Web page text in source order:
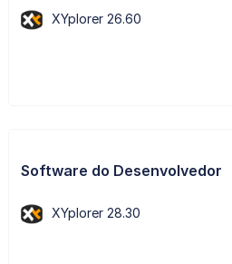
XYplorer 26.60
Software do Desenvolvedor
XYplorer 28.30